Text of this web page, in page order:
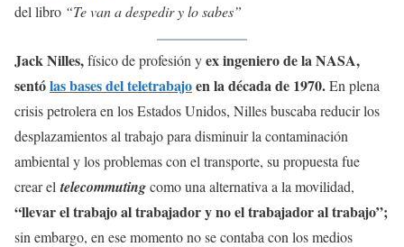
del libro “Te van a despedir y lo sabes”
Jack Nilles,físico de profesión yex ingeniero de la NASA,
sentólas bases del teletrabajoen la década de 1970.En plena
crisis petrolera en los Estados Unidos, Nilles buscaba reducir los
desplazamientos al trabajo para disminuir la contaminación
ambiental y los problemas con el transporte, su propuesta fue
crear eltelecommutingcomo una alternativa a la movilidad,
“llevar el trabajo al trabajador y no el trabajador al trabajo”;
sin embargo, en ese momento no se contaba con los medios